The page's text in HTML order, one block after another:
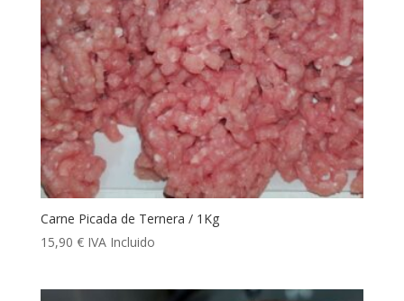
Carne Picada de Ternera / 1Kg
15,90 € IVA Incluido